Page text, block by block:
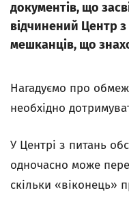
документів, що
відчинений Центр
мешканців, що
Нагадуємо про
необхідно
У Центрі з питань
одночасно може
скільки «віконець»